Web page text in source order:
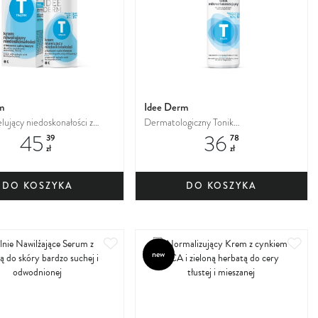
niedoskonałości z
do skóry
mieszanej, tłustej
45 39
zł
DO KOSZYKA
Idee Derm
Dermatologiczny Tonik
mikrozłuszczający do skóry trądzikowej,
mieszanej, tłustej36 78
zł
DO KOSZYKA
new